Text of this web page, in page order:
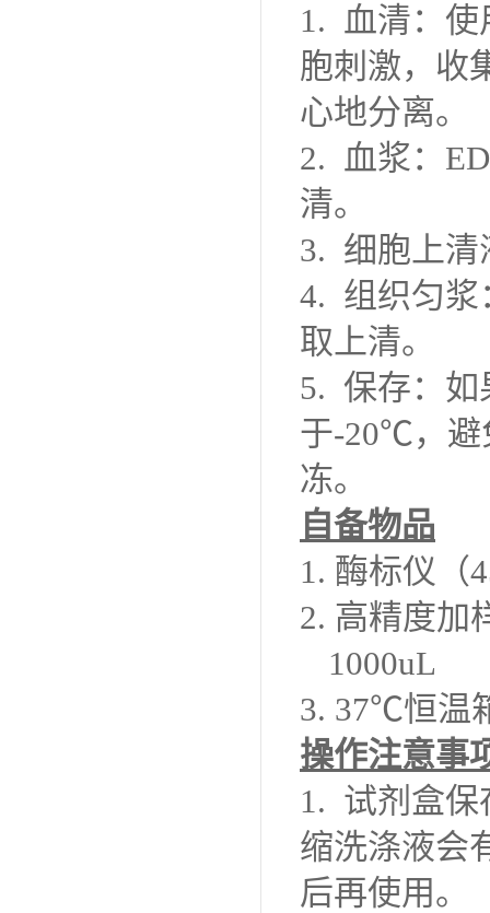
1. 血清：使
胞刺激，收
心地分离。
2. 血浆：
清。
3. 细胞上清
4. 组织匀浆
取上清。
5. 保存：如
于-20℃，避
冻。
自备物品
1. 酶标仪（
2. 高精度加
1000uL
3. 37℃恒温
操作注意事
1. 试剂盒保
缩洗涤液会
后再使用。